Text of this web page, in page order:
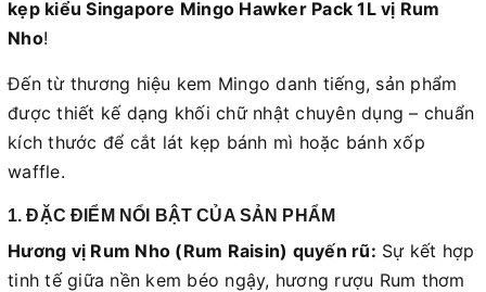
kẹp kiểu Singapore Mingo Hawker Pack 1L vị Rum
Nho!
Đến từ thương hiệu kem Mingo danh tiếng, sản phẩm
được thiết kế dạng khối chữ nhật chuyên dụng – chuẩn
kích thước để cắt lát kẹp bánh mì hoặc bánh xốp
waffle.
1. ĐẶC ĐIỂM NỔI BẬT CỦA SẢN PHẨM
Hương vị Rum Nho (Rum Raisin) quyến rũ: Sự kết hợp
tinh tế giữa nền kem béo ngậy, hương rượu Rum thơm